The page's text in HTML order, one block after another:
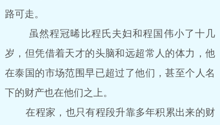
路可走。
虽然程冠晞比程氏夫妇和程国伟小了十几
岁，但凭借着天才的头脑和远超常人的体力，他
在泰国的市场范围早已超过了他们，甚至个人名
下的财产也在他们之上。
在程家，也只有程段升靠多年积累出来的财